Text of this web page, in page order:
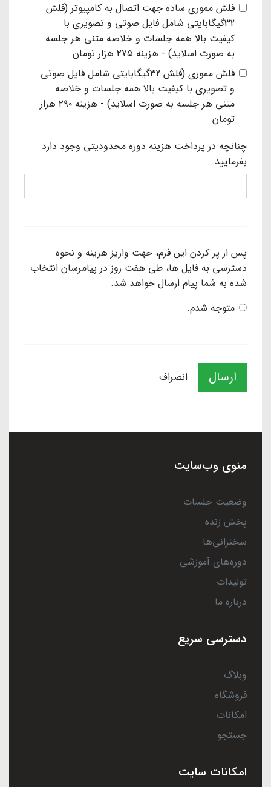
فلش مموری ساده جهت اتصال به کامپیوتر (فلش
32گیگابایتی شامل فایل صوتی و تصویری با
کیفیت بالا همه جلسات و خلاصه متنی هر جلسه
به صورت اسلاید) - هزینه ۲7۵ هزار تومان
فلش مموری (فلش 32گیگابایتی شامل فایل صوتی
و تصویری با کیفیت بالا همه جلسات و خلاصه
متنی هر جلسه به صورت اسلاید) - هزینه ۲۹۰ هزار
تومان
چنانچه در پرداخت هزینه دوره محدودیتی وجود دارد
بفرمایید.
پس از پر کردن این فرم، جهت واریز هزینه و نحوه
دسترسی به فایل ها، طی هفت روز در پیامرسان انتخاب
شده به شما پیام ارسال خواهد شد.
متوجه شدم.
ارسال انصراف
منوی وب‌سایت
وضعیت جلسات
پخش زنده
سخنرانی‌ها
دوره‌های آموزشی
تولیدات
درباره ما
دسترسی سریع
وبلاگ
فروشگاه
امکانات
جستجو
امکانات سایت